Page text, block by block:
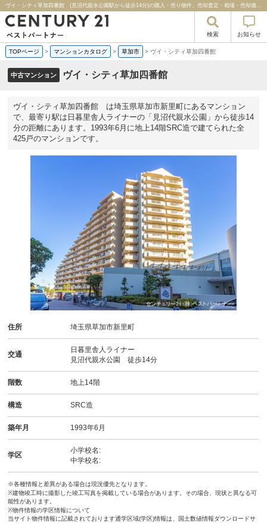
ヴイ・シティ草加四番館 (見沼代親水公園駅から徒歩14分)の購入・売り物件、売却査定・相場・売却価格マンション情報｜センチュリー２１ベストパートナー
検索 お知らせ
TOPページ > マンションカタログ > 草加市 > ヴイ・シティ草加四番館
中古マンション ヴイ・シティ草加四番館
ヴイ・シティ草加四番館 は埼玉県草加市新里町にあるマンション
で、最寄り駅は日暮里舎人ライナーの「見沼代親水公園」から徒歩14
分の距離にあります。1993年6月に地上14階SRC造で建てられた全
425戸のマンションです。
住所 埼玉県草加市新里町
交通
日暮里舎人ライナー
見沼代親水公園 徒歩14分
階数 地上14階
構造 SRC造
築年月 1993年6月
学区
小学校名:
中学校名:
※各種情報と差異がある場合は現況優先となります。
※建物竣工時に撮影した竣工写真を掲載している場合があります。その場合、現状と異なる可
能性があります。
※物件情報の学区情報について
当サイト物件情報に記載されております通学区域(学区)情報は、国土数値情報ダウンロードサ